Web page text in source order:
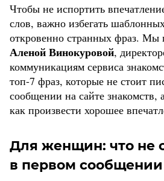
Чтобы не испортить
слов, важно избегать
откровенно странных фраз. Мы
Аленой Винокуровой,
коммуникациям сервиса
топ-7 фраз, которые не стоит
сообщении на сайте знакомств,
как произвести хорошее
Для женщин: что не
в первом сообщении